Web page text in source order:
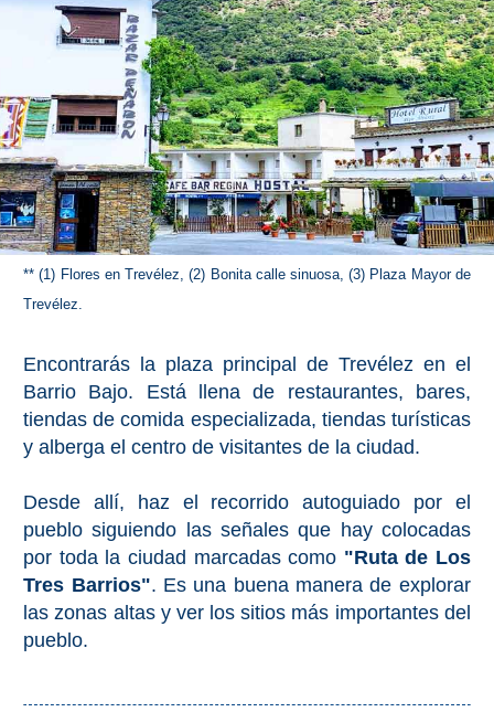
** (1) Flores en Trevélez, (2) Bonita calle sinuosa, (3) Plaza Mayor de
Trevélez.
Encontrarás la plaza principal de Trevélez en el
Barrio Bajo. Está llena de restaurantes, bares,
tiendas de comida especializada, tiendas turísticas
y alberga el centro de visitantes de la ciudad.
Desde allí, haz el recorrido autoguiado por el
pueblo siguiendo las señales que hay colocadas
por toda la ciudad marcadas como "Ruta de Los
Tres Barrios". Es una buena manera de explorar
las zonas altas y ver los sitios más importantes del
pueblo.